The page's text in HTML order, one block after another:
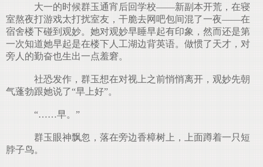
大一的时候群玉通宵后回学校——新副本开荒，在寝
室熬夜打游戏太打扰室友，干脆去网吧包间混了一夜——在
宿舍楼下碰到观妙。她对观妙早睡早起有印象，然而还是第
一次知道她早起是在楼下人工湖边背英语。做惯了天才，对
旁人的勤奋也生出一点羞窘。
社恐发作，群玉想在对视上之前悄悄离开，观妙先朝
气蓬勃跟她说了“早上好”。
“……早。”
群玉眼神飘忽，落在旁边香樟树上，上面蹲着一只短
脖子鸟。